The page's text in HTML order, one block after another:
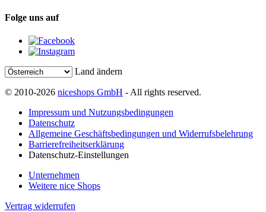
Folge uns auf
Land ändern
© 2010-2026 niceshops GmbH - All rights reserved.
Impressum und Nutzungsbedingungen
Datenschutz
Allgemeine Geschäftsbedingungen und Widerrufsbelehrung
Barrierefreiheitserklärung
Datenschutz-Einstellungen
Unternehmen
Weitere nice Shops
Vertrag widerrufen